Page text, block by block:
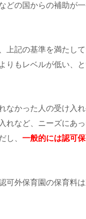
どの国からの補助が
上記の基準を満たし
りもレベルが低い、
なかった人の受け入
れなど、ニーズにあ
し、 一般的には認可
可外保育園の保育料